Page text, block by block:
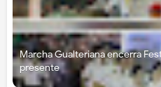
Marcha Gualteriana encerra
presente